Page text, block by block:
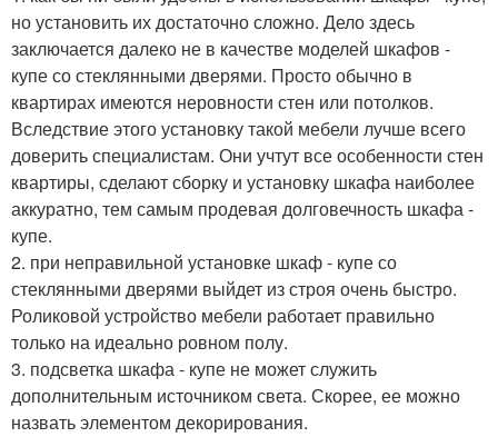
но установить их достаточно сложно. Дело здесь
заключается далеко не в качестве моделей шкафов -
купе со стеклянными дверями. Просто обычно в
квартирах имеются неровности стен или потолков.
Вследствие этого установку такой мебели лучше всего
доверить специалистам. Они учтут все особенности стен
квартиры, сделают сборку и установку шкафа наиболее
аккуратно, тем самым продевая долговечность шкафа -
купе.
2. при неправильной установке шкаф - купе со
стеклянными дверями выйдет из строя очень быстро.
Роликовой устройство мебели работает правильно
только на идеально ровном полу.
3. подсветка шкафа - купе не может служить
дополнительным источником света. Скорее, ее можно
назвать элементом декорирования.